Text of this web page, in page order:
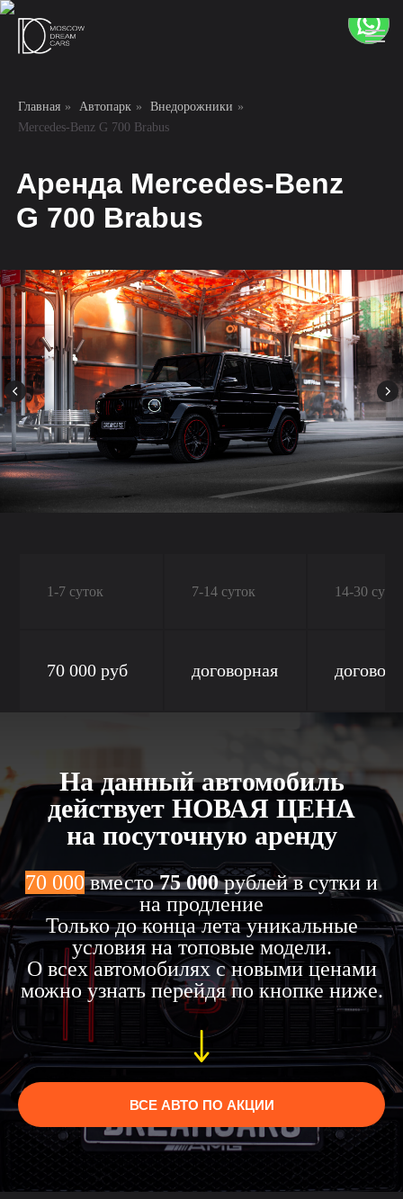
Главная » Автопарк » Внедорожники »
Mercedes-Benz G 700 Brabus
Аренда Mercedes-Benz
G 700 Brabus
1-7 суток 7-14 суток 14-30
70 000 руб договорная
На данный автомобиль
действует НОВАЯ ЦЕНА
на посуточную аренду
70 000 вместо75 000рублей в сутки и
на продление
Только до конца лета уникальные
условия на топовые модели.
О всех автомобилях с новыми ценами
можно узнать перейдя по кнопке ниже.
ВСЕ АВТО ПО АКЦИИ